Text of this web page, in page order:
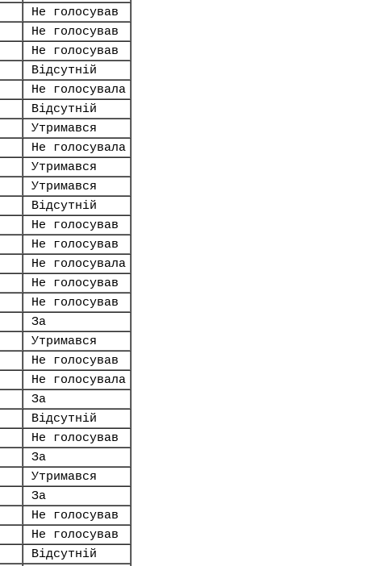
Не голосував
Не голосував
Не голосував
Відсутній
Не голосувала
Відсутній
Утримався
Не голосувала
Утримався
Утримався
Відсутній
Не голосував
Не голосував
Не голосувала
Не голосував
Не голосував
За
Утримався
Не голосував
Не голосувала
За
Відсутній
Не голосував
За
Утримався
За
Не голосував
Не голосував
Відсутній